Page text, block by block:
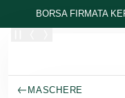
Passa al contenuto
BORSA FIRMATA
MASCHERE